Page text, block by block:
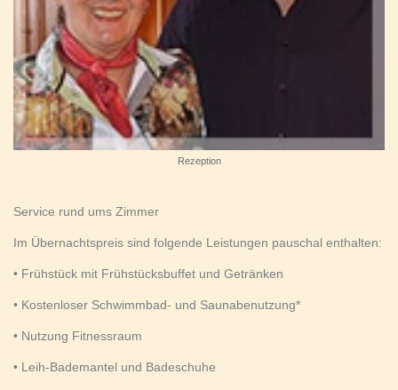
Rezeption
Service rund ums Zimmer
Im Übernachtspreis sind folgende Leistungen pauschal enthalten:
• Frühstück mit Frühstücksbuffet und Getränken
• Kostenloser Schwimmbad- und Saunabenutzung*
• Nutzung Fitnessraum
• Leih-Bademantel und Badeschuhe